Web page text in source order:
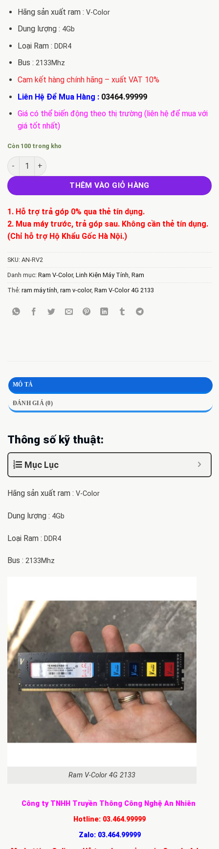
Hãng sản xuất ram : V-Color
Dung lượng : 4Gb
Loại Ram : DDR4
Bus : 2133Mhz
Cam kết hàng chính hãng – xuất VAT 10%
Liên Hệ Để Mua Hàng : 03464.99999
Giá có thể biến động theo thị trường (liên hệ để mua với
giá tốt nhất)
Còn 100 trong kho
Ram V-Color 4G 2133 số lượng
THÊM VÀO GIỎ HÀNG
1. Hỗ trợ trả góp 0% qua thẻ tín dụng.
2. Mua máy trước, trả góp sau. Không cần thẻ tín dụng.
(Chỉ hỗ trợ Hộ Khẩu Gốc Hà Nội.)
SKU: AN-RV2
Danh mục: Ram V-Color, Linh Kiện Máy Tính, Ram
Thẻ: ram máy tính, ram v-color, Ram V-Color 4G 2133
MÔ TẢ
ĐÁNH GIÁ (0)
Thông số kỹ thuật:
Mục Lục
Hãng sản xuất ram : V-Color
Dung lượng : 4Gb
Loại Ram : DDR4
Bus : 2133Mhz
Ram V-Color 4G 2133
Công ty TNHH Truyền Thông Công Nghệ An Nhiên
Hotline: 03.464.99999
Zalo: 03.464.99999